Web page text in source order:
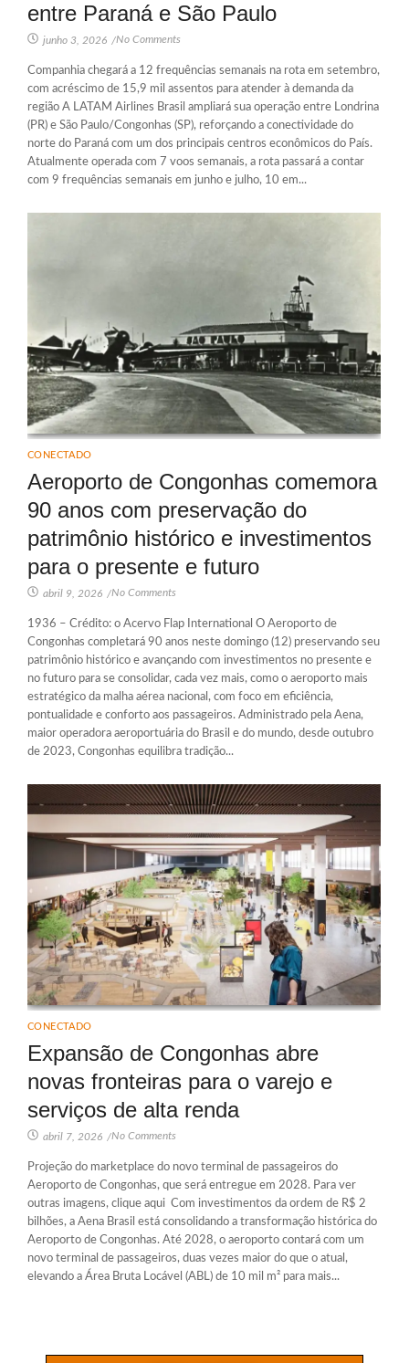
entre Paraná e São Paulo
junho 3, 2026 /No Comments
Companhia chegará a 12 frequências semanais na rota em setembro,
com acréscimo de 15,9 mil assentos para atender à demanda da
região A LATAM Airlines Brasil ampliará sua operação entre Londrina
(PR) e São Paulo/Congonhas (SP), reforçando a conectividade do
norte do Paraná com um dos principais centros econômicos do País.
Atualmente operada com 7 voos semanais, a rota passará a contar
com 9 frequências semanais em junho e julho, 10 em...
CONECTADO
Aeroporto de Congonhas comemora
90 anos com preservação do
patrimônio histórico e investimentos
para o presente e futuro
abril 9, 2026 /No Comments
1936 – Crédito: o Acervo Flap International O Aeroporto de
Congonhas completará 90 anos neste domingo (12) preservando seu
patrimônio histórico e avançando com investimentos no presente e
no futuro para se consolidar, cada vez mais, como o aeroporto mais
estratégico da malha aérea nacional, com foco em eficiência,
pontualidade e conforto aos passageiros. Administrado pela Aena,
maior operadora aeroportuária do Brasil e do mundo, desde outubro
de 2023, Congonhas equilibra tradição...
CONECTADO
Expansão de Congonhas abre
novas fronteiras para o varejo e
serviços de alta renda
abril 7, 2026 /No Comments
Projeção do marketplace do novo terminal de passageiros do
Aeroporto de Congonhas, que será entregue em 2028. Para ver
outras imagens, clique aqui Com investimentos da ordem de R$ 2
bilhões, a Aena Brasil está consolidando a transformação histórica do
Aeroporto de Congonhas. Até 2028, o aeroporto contará com um
novo terminal de passageiros, duas vezes maior do que o atual,
elevando a Área Bruta Locável (ABL) de 10 mil m² para mais...